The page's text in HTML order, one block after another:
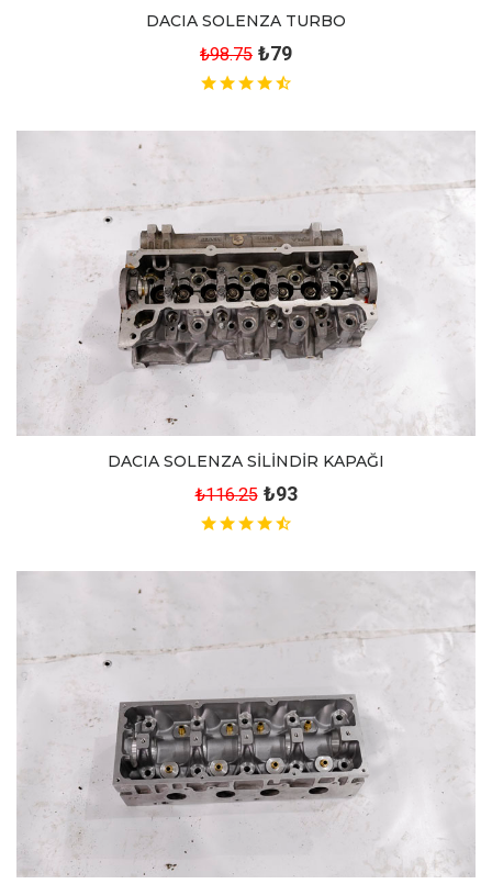
DACIA SOLENZA TURBO
₺98.75 ₺79
DACIA SOLENZA SİLİNDİR KAPAĞI
₺116.25 ₺93